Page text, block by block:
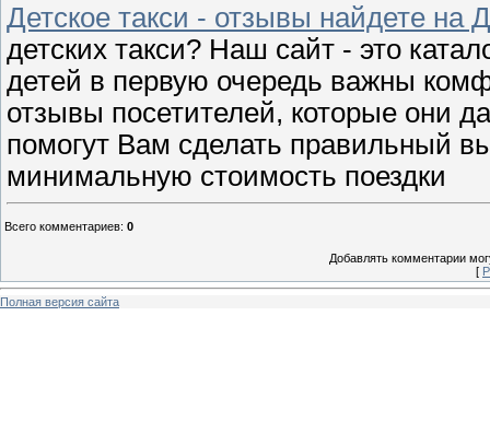
Детское такси - отзывы найдете на
детских такси? Наш сайт - это
детей в первую очередь важны
отзывы посетителей, которые они
помогут Вам сделать правильный
минимальную стоимость поездки
Всего комментариев: 0
Добавлять комментарии
[
Полная версия сайта